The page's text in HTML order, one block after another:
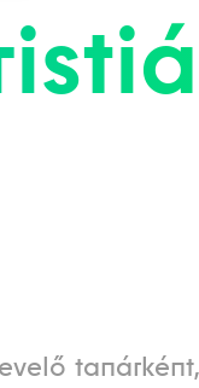
tanárként,